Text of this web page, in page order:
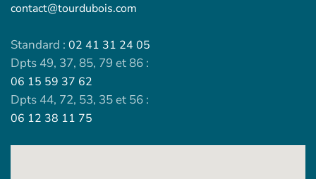
contact@tourdubois.com
Standard : 02 41 31 24 05
Dpts 49, 37, 85, 79 et 86 :
06 15 59 37 62
Dpts 44, 72, 53, 35 et 56 :
06 12 38 11 75